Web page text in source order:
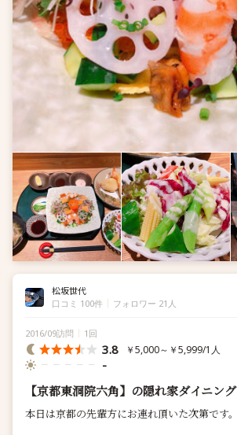
松坂世代
口コミ 100件 フォロワー 21人
2016/09訪問 1回
3.8 ￥5,000～￥5,999/1人
-
【京都東洞院六角】の隠れ家ダイニング
本日は京都の先輩方にお連れ頂いた次第です。